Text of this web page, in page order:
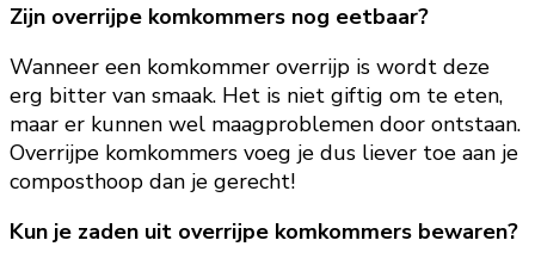
Zijn overrijpe komkommers nog eetbaar?
Wanneer een komkommer overrijp is wordt deze
erg bitter van smaak. Het is niet giftig om te eten,
maar er kunnen wel maagproblemen door ontstaan.
Overrijpe komkommers voeg je dus liever toe aan je
composthoop dan je gerecht!
Kun je zaden uit overrijpe komkommers bewaren?